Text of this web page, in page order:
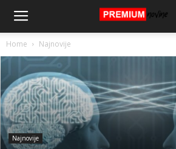
Home Najnovije
Najnovije